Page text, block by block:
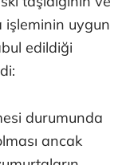
uygun
edildiği
durumunda
ancak